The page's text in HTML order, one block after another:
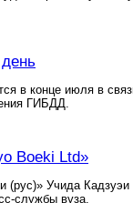
в конце июля в
ГИБДД.
Boeki Ltd»
(рус)» Учида
службы вуза.